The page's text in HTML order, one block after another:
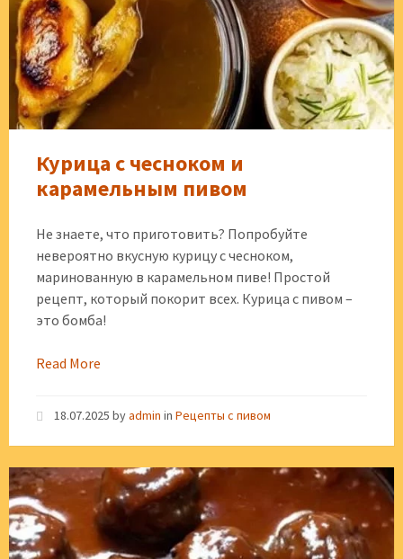
Курица с чесноком и
карамельным пивом
Не знаете, что приготовить? Попробуйте
невероятно вкусную курицу с чесноком,
маринованную в карамельном пиве! Простой
рецепт, который покорит всех. Курица с пивом –
это бомба!
Read More
18.07.2025 byadmin in Рецепты с пивом